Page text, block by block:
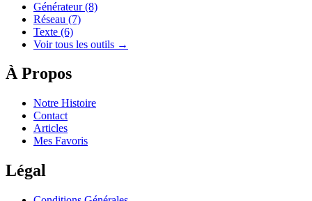
Générateur(8)
Réseau (7)
Texte (6)
Voir tous les outils →
À Propos
Notre Histoire
Contact
Articles
Mes Favoris
Légal